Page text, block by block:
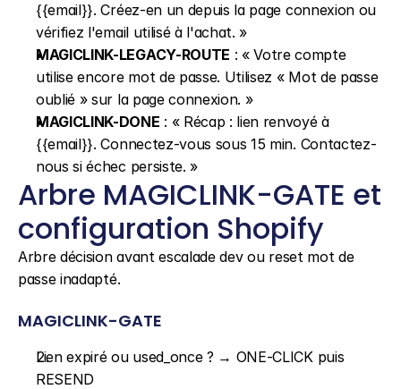
{{email}}. Créez-en un depuis la page connexion ou
vérifiez l'email utilisé à l'achat. »
MAGICLINK-LEGACY-ROUTE : « Votre compte
utilise encore mot de passe. Utilisez « Mot de passe
oublié » sur la page connexion. »
MAGICLINK-DONE : « Récap : lien renvoyé à
{{email}}. Connectez-vous sous 15 min. Contactez-
nous si échec persiste. »
Arbre MAGICLINK-GATE et
configuration Shopify
Arbre décision avant escalade dev ou reset mot de
passe inadapté.
MAGICLINK-GATE
Lien expiré ou used_once ? → ONE-CLICK puis
RESEND